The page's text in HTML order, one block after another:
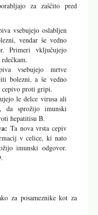
za zaščito pred
vsebujejo oslabljen
vendar še vedno
Primeri vključujejo
vsebujejo mrtve
bolezni, a še vedno
proti gripi.
le delce virusa ali
da sprožijo imunski
hepatitisu B.
Ta nova vrsta cepiv
v celice, ki nato
imunski odgovor.
za posameznike kot za